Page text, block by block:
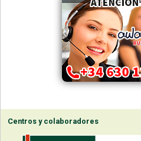
Centros y colaboradores